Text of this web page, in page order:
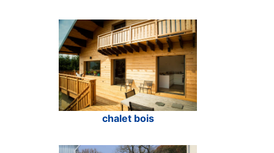
chalet bois